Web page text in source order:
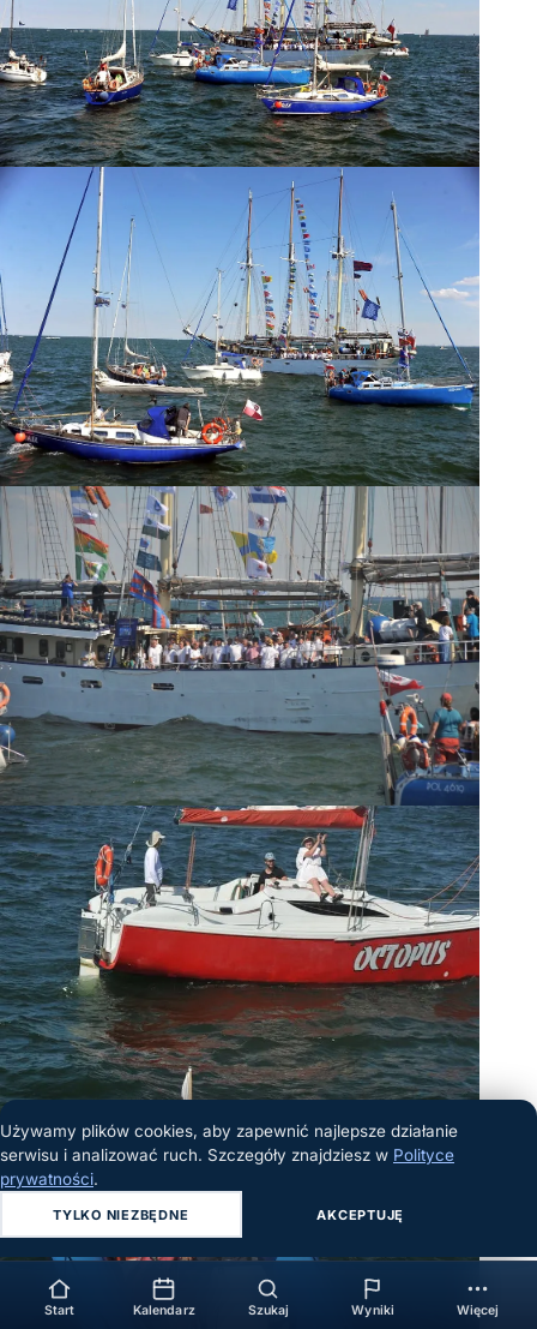
Używamy plików cookies, aby zapewnić najlepsze działanie
serwisu i analizować ruch. Szczegóły znajdziesz w Polityce
prywatności.
TYLKO NIEZBĘDNE AKCEPTUJĘ
Start Kalendarz Szukaj Wyniki Więcej